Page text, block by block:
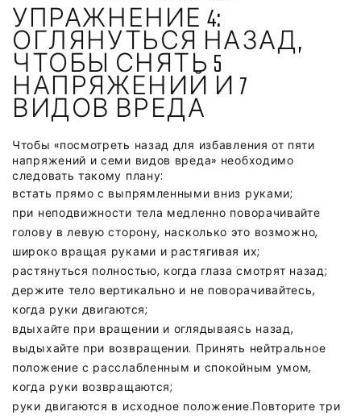
УПРАЖНЕНИЕ 4:
ОГЛЯНУТЬСЯ НАЗАД,
ЧТОБЫ СНЯТЬ 5
НАПРЯЖЕНИЙ И 7
ВИДОВ ВРЕДА
Чтобы «посмотреть назад для избавления от пяти
напряжений и семи видов вреда» необходимо
следовать такому плану:
встать прямо с выпрямленными вниз руками;
при неподвижности тела медленно поворачивайте
голову в левую сторону, насколько это возможно,
широко вращая руками и растягивая их;
растянуться полностью, когда глаза смотрят назад;
держите тело вертикально и не поворачивайтесь,
когда руки двигаются;
вдыхайте при вращении и оглядываясь назад,
выдыхайте при возвращении. Принять нейтральное
положение с расслабленным и спокойным умом,
когда руки возвращаются;
руки двигаются в исходное положение.Повторите три